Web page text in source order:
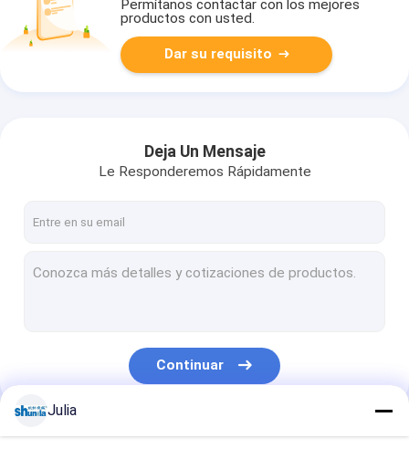
Permítanos contactar con los mejores
productos con usted.
Dar su requisito
Deja Un Mensaje
Le Responderemos Rápidamente
Continuar
Nuestras Categorías
Julia